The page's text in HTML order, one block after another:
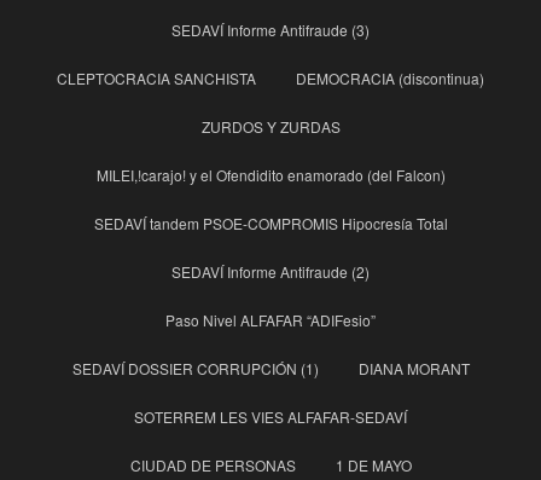
SEDAVÍ Informe Antifraude (3)
CLEPTOCRACIA SANCHISTA DEMOCRACIA (discontinua)
ZURDOS Y ZURDAS
MILEI,!carajo! y el Ofendidito enamorado (del Falcon)
SEDAVÍ tandem PSOE-COMPROMIS Hipocresía Total
SEDAVÍ Informe Antifraude (2)
Paso Nivel ALFAFAR “ADIFesio”
SEDAVÍ DOSSIER CORRUPCIÓN (1) DIANA MORANT
SOTERREM LES VIES ALFAFAR-SEDAVÍ
CIUDAD DE PERSONAS 1 DE MAYO